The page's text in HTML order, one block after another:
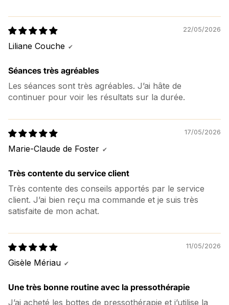
22/05/2026
Liliane Couche
Séances très agréables
Les séances sont très agréables. J’ai hâte de
continuer pour voir les résultats sur la durée.
17/05/2026
Marie-Claude de Foster
Très contente du service client
Très contente des conseils apportés par le service
client. J’ai bien reçu ma commande et je suis très
satisfaite de mon achat.
11/05/2026
Gisèle Mériau
Une très bonne routine avec la pressothérapie
J’ai acheté les bottes de pressothérapie et j’utilise la